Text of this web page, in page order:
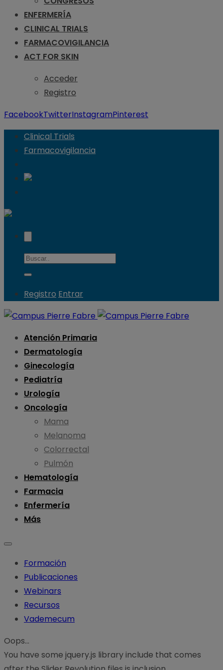
ENFERMERÍA
CLINICAL TRIALS
FARMACOVIGILANCIA
ACT FOR SKIN
Acceder
Registro
FacebookTwitterInstagramPinterest
Clinical Trials
Farmacovigilancia
Registro Entrar
Atención Primaria
Dermatología
Ginecología
Pediatría
Urología
Oncología
Mama
Melanoma
Colorrectal
Pulmón
Hematología
Farmacia
Enfermería
Más
Formación
Publicaciones
Webinars
Recursos
Vademecum
Oops...
You have some jquery.js library include that comes